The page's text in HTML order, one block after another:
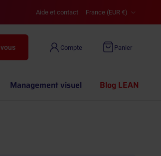
Aide et contact France (EUR €)
Compte Panier
Management visuel Blog LEAN